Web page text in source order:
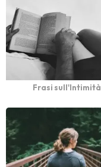
Frasi sull'Intimità